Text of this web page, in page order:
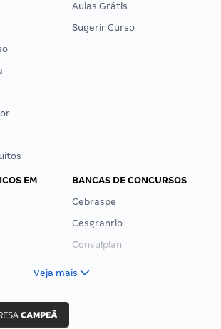
Aulas Grátis
Sugerir Curso
EM
BANCAS DE CONCURSOS
Cebraspe
Cesgranrio
Consulplan
Veja mais